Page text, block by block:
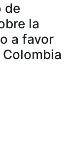
de
la
a favor